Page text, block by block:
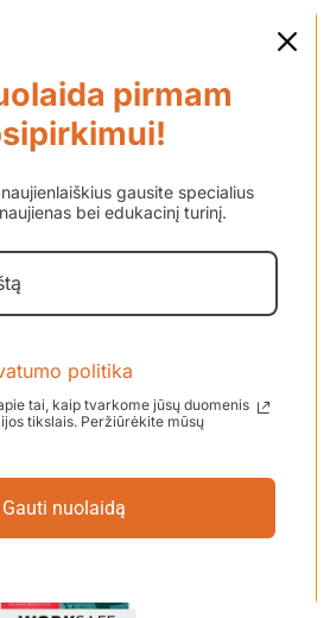
kamštukai
„SleepSoft“
€16.00
pirmam
gausite specialius
bei edukacinį turinį.
politika
tai, kaip tvarkome jūsų duomenis
tikslais. Peržiūrėkite mūsų
Gauti nuolaidą